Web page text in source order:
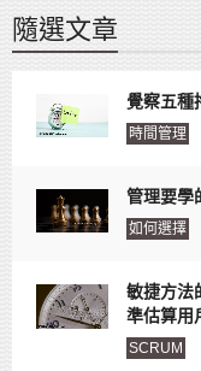
隨選文章
覺察五種
時間管理
管理要學
如何選擇
敏捷方法
準估算用
SCRUM